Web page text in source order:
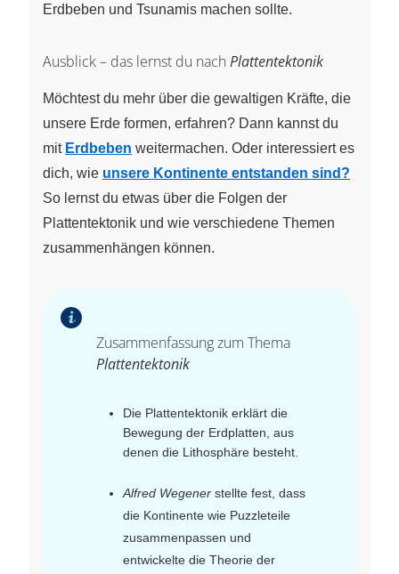
Erdbeben und Tsunamis machen sollte.
Ausblick – das lernst du nach Plattentektonik
Möchtest du mehr über die gewaltigen Kräfte, die
unsere Erde formen, erfahren? Dann kannst du
mit Erdbeben weitermachen. Oder interessiert es
dich, wie unsere Kontinente entstanden sind?
So lernst du etwas über die Folgen der
Plattentektonik und wie verschiedene Themen
zusammenhängen können.
Zusammenfassung zum Thema
Plattentektonik
Die Plattentektonik erklärt die
Bewegung der Erdplatten, aus
denen die Lithosphäre besteht.
Alfred Wegener stellte fest, dass
die Kontinente wie Puzzleteile
zusammenpassen und
entwickelte die Theorie der